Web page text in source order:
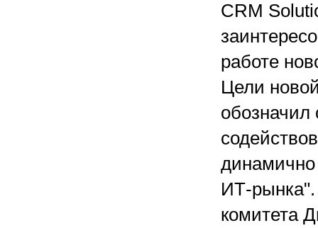
CRM
работе
Цели
динамично
ИТ-рынка".
комитета